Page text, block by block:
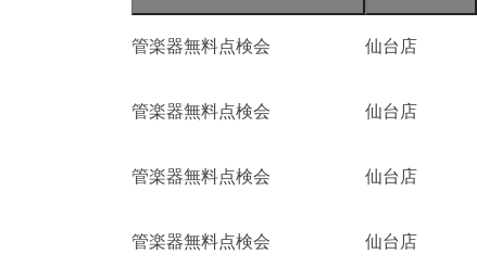
管楽器無料点検会 仙台店
管楽器無料点検会 仙台店
管楽器無料点検会 仙台店
管楽器無料点検会 仙台店